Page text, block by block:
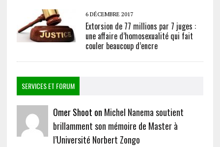
6 DÉCEMBRE 2017
Extorsion de 77 millions par 7 juges :
une affaire d’homosexualité qui fait
couler beaucoup d’encre
SERVICES ET FORUM
Omer Shoot on Michel Nanema soutient
brillamment son mémoire de Master à
l’Université Norbert Zongo